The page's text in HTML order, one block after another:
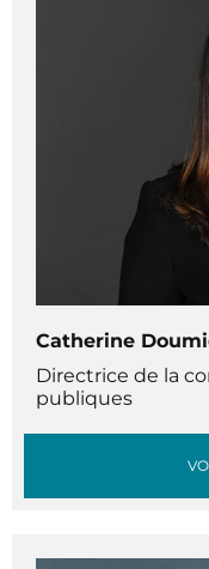
Catherine
Directrice de la
publiques